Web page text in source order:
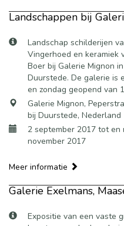
Landschappen bij
Landschap schilderijen
Vingerhoed en keramiek
Boer bij Galerie Mignon
Duurstede. De galerie is
en zondag geopend van
Galerie Mignon,
bij Duurstede, Nederland
2 september 2017 tot en
november 2017
Meer informatie
Galerie Exelmans,
Expositie van een vaste